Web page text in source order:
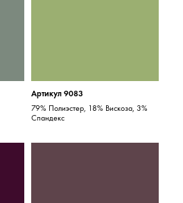
Артикул 9083
79% Полиэстер, 18% Вискоза, 3%
Спандекс